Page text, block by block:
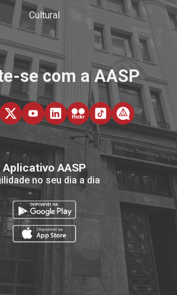
Cultural
se com a AASP
Aplicativo AASP
no seu dia a dia